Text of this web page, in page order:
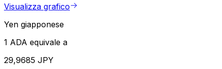
Visualizza grafico
Yen giapponese
1 ADA equivale a
29,9685 JPY